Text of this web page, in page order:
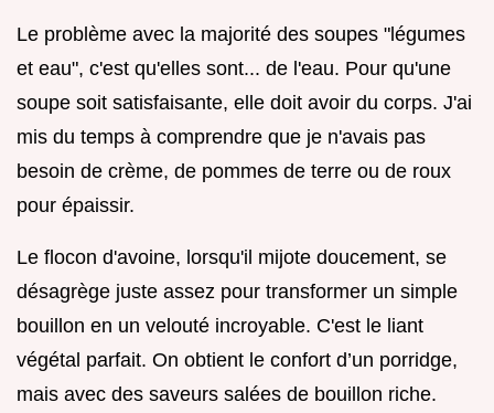
Le problème avec la majorité des soupes "légumes
et eau", c'est qu'elles sont... de l'eau. Pour qu'une
soupe soit satisfaisante, elle doit avoir du corps. J'ai
mis du temps à comprendre que je n'avais pas
besoin de crème, de pommes de terre ou de roux
pour épaissir.
Le flocon d'avoine, lorsqu'il mijote doucement, se
désagrège juste assez pour transformer un simple
bouillon en un velouté incroyable. C'est le liant
végétal parfait. On obtient le confort d’un porridge,
mais avec des saveurs salées de bouillon riche.